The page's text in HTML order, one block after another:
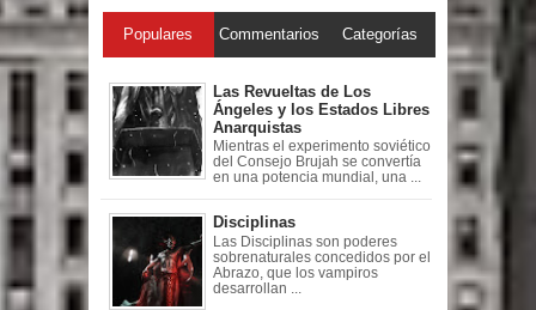
Populares Commentarios Categorías
Las Revueltas de Los
Ángeles y los Estados Libres
Anarquistas
Mientras el experimento soviético
del Consejo Brujah se convertía
en una potencia mundial, una ...
Disciplinas
Las Disciplinas son poderes
sobrenaturales concedidos por el
Abrazo, que los vampiros
desarrollan ...